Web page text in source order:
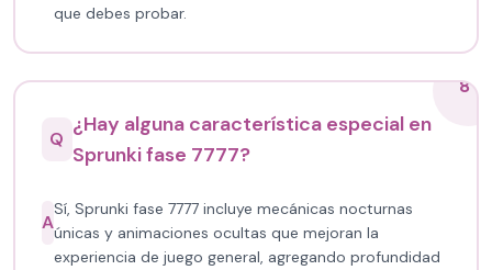
que debes probar.
8
Q
¿Hay alguna característica especial en
Sprunki fase 7777?
A
Sí, Sprunki fase 7777 incluye mecánicas nocturnas
únicas y animaciones ocultas que mejoran la
experiencia de juego general, agregando profundidad